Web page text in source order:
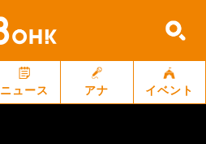
ニュース アナ イベント